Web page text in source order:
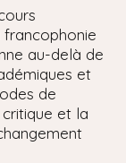
francophonie
au-delà de
et
de
et la